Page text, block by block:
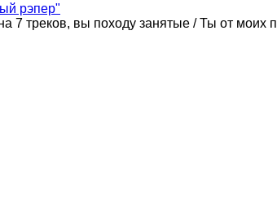
рэпер"
7 треков, вы походу занятые / Ты от